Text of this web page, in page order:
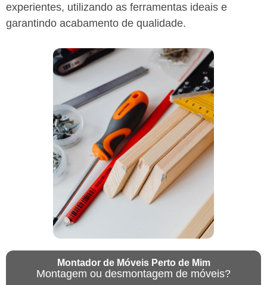
experientes, utilizando as ferramentas ideais e
garantindo acabamento de qualidade.
Montador de Móveis Perto de Mim
Montagem ou desmontagem de móveis?